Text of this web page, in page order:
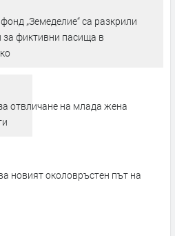
„Земеделие“ са разкрили
за фиктивни пасища в
отвличане на млада жена
новият околовръстен път на